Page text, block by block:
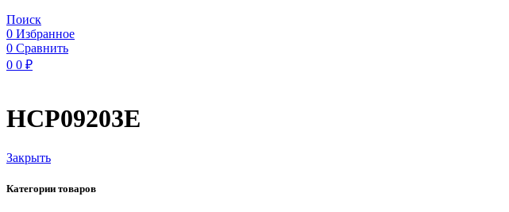
Поиск
0 Избранное
0 Сравнить
0 0 ₽
HCP09203E
Закрыть
Категории товаров